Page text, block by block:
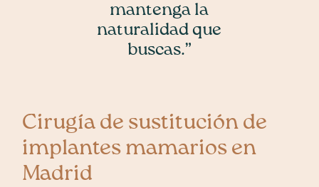
Cirugía de sustitución de
implantes mamarios en
Madrid
mantenga la
naturalidad que
buscas.”